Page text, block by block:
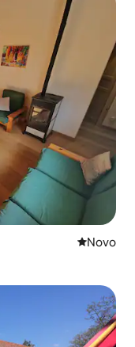
Novo
Novo